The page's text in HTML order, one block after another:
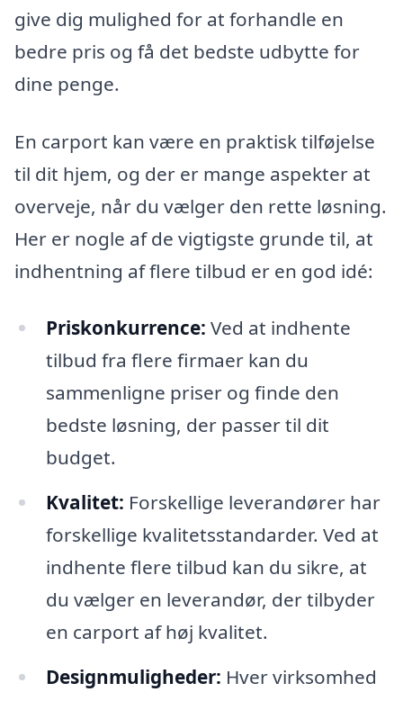
give dig mulighed for at forhandle en
bedre pris og få det bedste udbytte for
dine penge.
En carport kan være en praktisk tilføjelse
til dit hjem, og der er mange aspekter at
overveje, når du vælger den rette løsning.
Her er nogle af de vigtigste grunde til, at
indhentning af flere tilbud er en god idé:
Priskonkurrence: Ved at indhente
tilbud fra flere firmaer kan du
sammenligne priser og finde den
bedste løsning, der passer til dit
budget.
Kvalitet: Forskellige leverandører har
forskellige kvalitetsstandarder. Ved at
indhente flere tilbud kan du sikre, at
du vælger en leverandør, der tilbyder
en carport af høj kvalitet.
Designmuligheder: Hver virksomhed